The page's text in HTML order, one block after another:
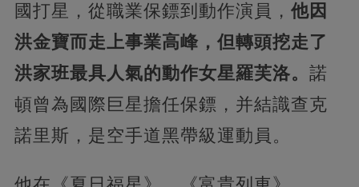
國打星，從職業保鏢到動作演員， 他因
洪金寶而走上事業高峰，但轉頭挖走了
洪家班最具人氣的動作女星羅芙洛。 諾
頓曾為國際巨星擔任保鏢，并結識查克
諾里斯，是空手道黑帶級運動員。